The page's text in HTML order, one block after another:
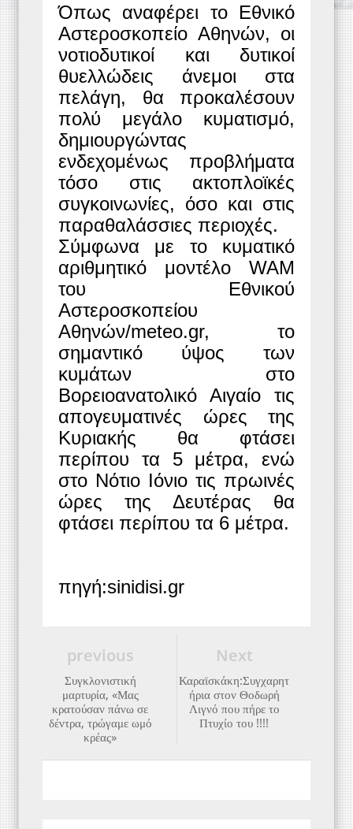
Όπως αναφέρει το Εθνικό
Αστεροσκοπείο Αθηνών, οι
νοτιοδυτικοί και δυτικοί
θυελλώδεις άνεμοι στα
πελάγη, θα προκαλέσουν
πολύ μεγάλο κυματισμό,
δημιουργώντας
ενδεχομένως προβλήματα
τόσο στις ακτοπλοϊκές
συγκοινωνίες, όσο και στις
παραθαλάσσιες περιοχές.
Σύμφωνα με το κυματικό
αριθμητικό μοντέλο WAM
του Εθνικού
Αστεροσκοπείου
Αθηνών/meteo.gr, το
σημαντικό ύψος των
κυμάτων στο
Βορειοανατολικό Αιγαίο τις
απογευματινές ώρες της
Κυριακής θα φτάσει
περίπου τα 5 μέτρα, ενώ
στο Νότιο Ιόνιο τις πρωινές
ώρες της Δευτέρας θα
φτάσει περίπου τα 6 μέτρα.
πηγή:sinidisi.gr
Next
Καραϊσκάκη:Συγχαρητ
ήρια στον Θοδωρή
Λιγνό που πήρε το
Πτυχίο του !!!!
previous
Συγκλονιστική
μαρτυρία, «Μας
κρατούσαν πάνω σε
δέντρα, τρώγαμε ωμό
κρέας»